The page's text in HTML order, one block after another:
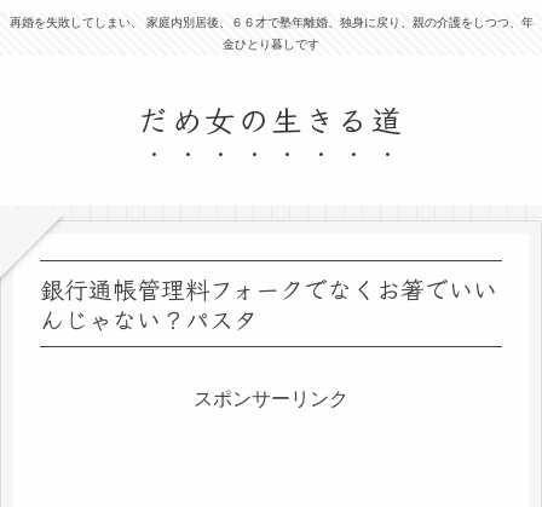
再婚を失敗してしまい、 家庭内別居後、６６才で塾年離婚、独身に戻り、親の介護をしつつ、年
金ひとり暮しです
だめ女の生きる道
銀行通帳管理料フォークでなくお箸でいい
んじゃない？パスタ
スポンサーリンク